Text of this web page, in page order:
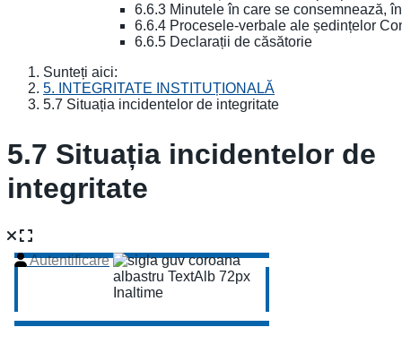
6.6.3 Minutele în care se consemnează,
6.6.4 Procesele-verbale ale ședințelor
6.6.5 Declarații de căsătorie
Sunteți aici:
5. INTEGRITATE INSTITUȚIONALĂ
5.7 Situația incidentelor de integritate
5.7 Situația incidentelor de
integritate